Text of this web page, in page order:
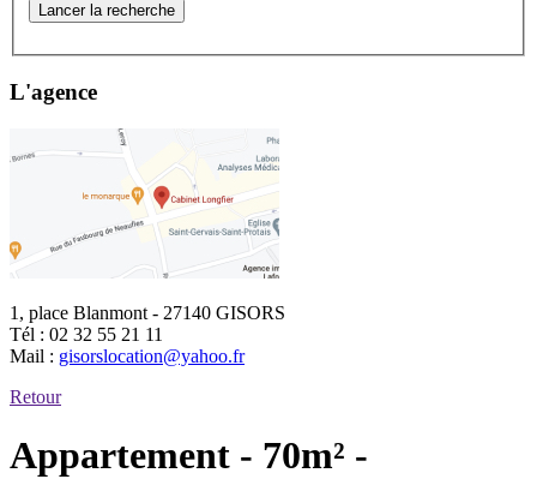
Lancer la recherche
L'agence
1, place Blanmont - 27140 GISORS
Tél : 02 32 55 21 11
Mail : gisorslocation@yahoo.fr
Retour
Appartement - 70m² -